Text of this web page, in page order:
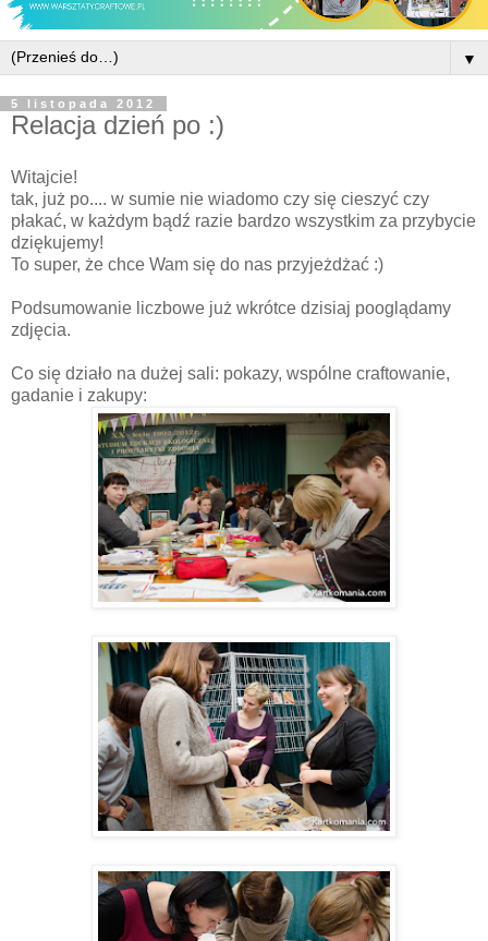
▼
5 listopada 2012
Relacja dzień po :)
Witajcie!
tak, już po.... w sumie nie wiadomo czy się cieszyć czy
płakać, w każdym bądź razie bardzo wszystkim za przybycie
dziękujemy!
To super, że chce Wam się do nas przyjeżdżać :)
Podsumowanie liczbowe już wkrótce dzisiaj pooglądamy
zdjęcia.
Co się działo na dużej sali: pokazy, wspólne craftowanie,
gadanie i zakupy: